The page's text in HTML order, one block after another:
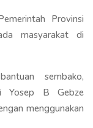
Provinsi
masyarakat di
sembako,
Yosep B Gebze
menggunakan